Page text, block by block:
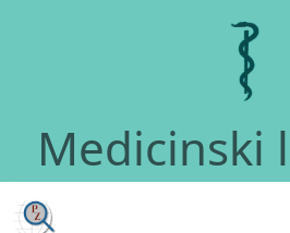
Medicinski